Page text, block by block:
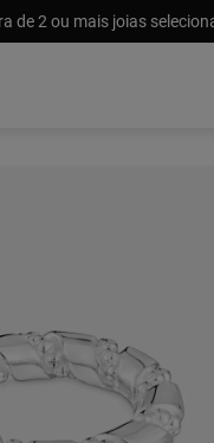
de 2 ou mais joias